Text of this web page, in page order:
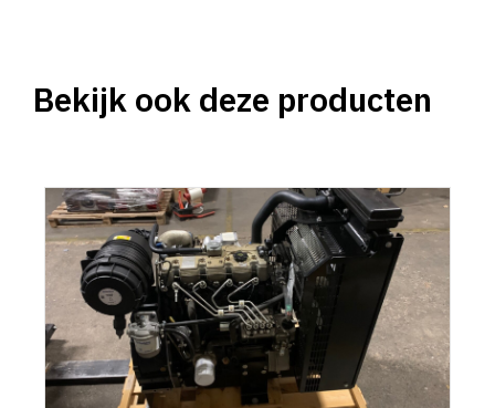
Bekijk ook deze producten